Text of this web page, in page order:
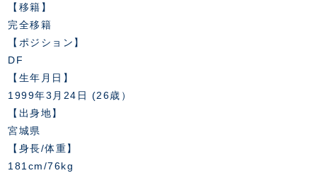
お問い合わせ
アカデミー概要
U-18
U-15
SCHOOL
スタッフ
各校紹介・アクセス
スクール会員規約
ニュース
施設紹介
店舗エリアガイド
【移籍】
完全移籍
【ポジション】
DF
【生年月日】
1999年3月24日 (26歳）
【出身地】
宮城県
【身長/体重】
181cm/76kg